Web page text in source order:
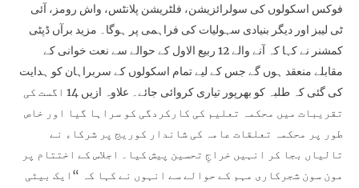
فوکس اسکولوں کی سولرائزیشن، فلٹریشن پلانٹس، واش رومز، آئی
ٹی لیبز اور دیگر بنیادی سہولیات کی فراہمی پر ہوگا۔ مزید برآں ڈپٹی
کمشنر نے کہا کہ آنے والے 12 ربیع الاول کے حوالے سے نعت خوانی کے
مقابلے منعقد ہوں گے جس کے لیے تمام اسکولوں کے سربراہان کو ہدایت
کی گئی کہ طلبہ کو بھرپور تیاری کروائی جائے۔ علاوہ ازیں 14 اگست کی
تقریبات میں محکمہ تعلیم کی کارکردگی کو سراہا گیا اور خاص
طور پر محکمہ تعلقات عامہ کی شاندار کوریج پر شرکاء نے
تالیاں بجا کر انہیں خراجِ تحسین پیش کیا۔ اجلاس کے اختتام پر
مون سون شجرکاری مہم کے حوالے سے انہوں نے کہا کہ “ایک بیٹی